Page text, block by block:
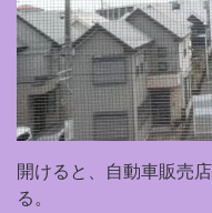
開けると、自動車販売
る。